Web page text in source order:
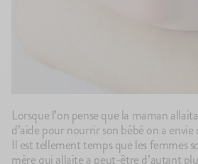
Lorsque l’on pense que la maman
d’aide pour nourrir son bébé on a
Il est tellement temps que les femmes
mère qui allaite a peut-être d’autant